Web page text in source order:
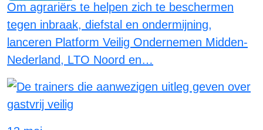
Om agrariërs te helpen zich te beschermen
tegen inbraak, diefstal en ondermijning,
lanceren Platform Veilig Ondernemen Midden-
Nederland, LTO Noord en…